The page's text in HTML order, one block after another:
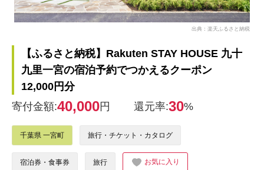
出典：楽天ふるさと納税
【ふるさと納税】Rakuten STAY HOUSE 九十
九里一宮の宿泊予約でつかえるクーポン
12,000円分
寄付金額:40,000円 還元率:30%
千葉県 一宮町 旅行・チケット・カタログ
宿泊券・食事券 旅行 お気に入り